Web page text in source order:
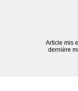
Article mis
dernière